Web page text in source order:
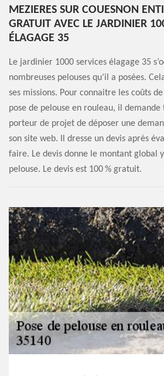
MEZIERES SUR COUESNON
GRATUIT AVEC LE JARDINIER
ÉLAGAGE 35
Le jardinier 1000 services élagage 35
nombreuses pelouses qu’il a posées.
ses missions. Pour connaitre les coûts
pose de pelouse en rouleau, il demande
porteur de projet de déposer une
son site web. Il dresse un devis après
faire. Le devis donne le montant global
pelouse. Le devis est 100 % gratuit.